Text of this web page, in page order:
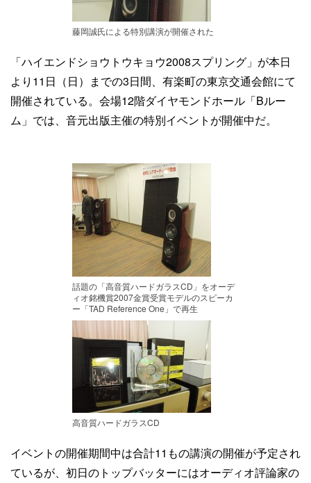
藤岡誠氏による特別講演が開催された
「ハイエンドショウトウキョウ2008スプリング」が本日
より11日（日）までの3日間、有楽町の東京交通会館にて
開催されている。会場12階ダイヤモンドホール「Bルー
ム」では、音元出版主催の特別イベントが開催中だ。
話題の「高音質ハードガラスCD」をオーデ
ィオ銘機賞2007金賞受賞モデルのスピーカ
ー「TAD Reference One」で再生
高音質ハードガラスCD
イベントの開催期間中は合計11もの講演の開催が予定され
ているが、初日のトップバッターにはオーディオ評論家の